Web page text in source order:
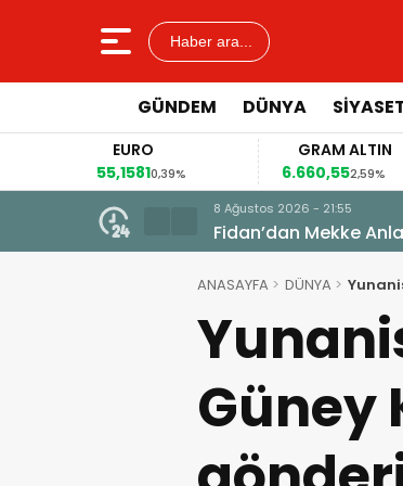
Haber ara...
GÜNDEM DÜNYA
EURO
55,15810,39%
GRAM ALTIN
6.660,552,59%
8 Ağustos 2026 - 21:55
ANASAYFA DÜNYA
Güney